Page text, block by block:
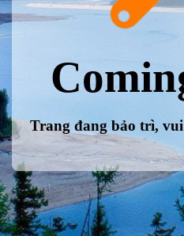
Trang đang bảo trì,